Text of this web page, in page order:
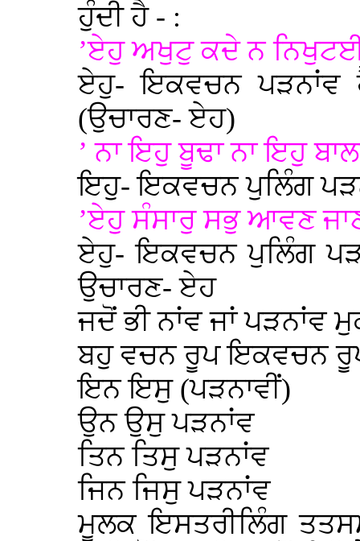
ਹੁੰਦੀ ਹੈ - :
’ਏਹੁ ਅਖੁਟੁ ਕਦੇ ਨ
ਏਹੁ- ਇਕਵਚਨ ਪੜਨਾਂਵ
(ਉਚਾਰਣ- ਏਹ)
’ ਨਾ ਇਹੁ ਬੂਢਾ ਨਾ ਇਹੁ
ਇਹੁ- ਇਕਵਚਨ ਪੁਲਿੰਗ
’ਏਹੁ ਸੰਸਾਰੁ ਸਭੁ ਆਵਣ
ਏਹੁ- ਇਕਵਚਨ ਪੁਲਿੰਗ
ਉਚਾਰਣ- ਏਹ
ਜਦੋਂ ਭੀ ਨਾਂਵ ਜਾਂ ਪੜਨਾਂਵ
ਬਹੁ ਵਚਨ ਰੂਪ ਇਕਵਚਨ
ਇਨ ਇਸੁ (ਪੜਨਾਵੀਂ)
ਉਨ ਉਸੁ ਪੜਨਾਂਵ
ਤਿਨ ਤਿਸੁ ਪੜਨਾਂਵ
ਜਿਨ ਜਿਸੁ ਪੜਨਾਂਵ
ਮੂਲਕ ਇਸਤਰੀਲਿੰਗ